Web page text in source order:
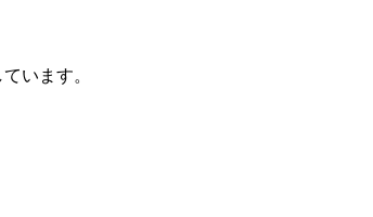
います。